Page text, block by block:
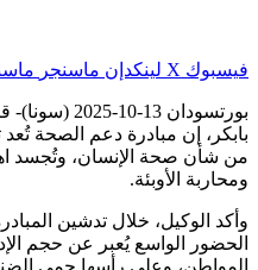
فيسبوك ‫X لينكدإن ماسنجر
بورتسودان
بابكر، إن مبادرة دعم الصحة
من شأن صحة الإنسان، وتُجسد
ومحاربة الأوبئة.
وأكد الوكيل، خلال تدشين
الحضور الواسع يُعبر عن حجم